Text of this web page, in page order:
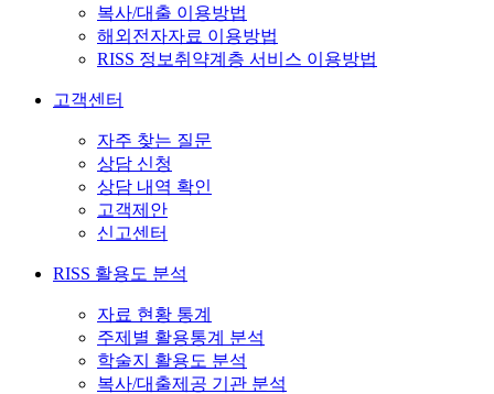
복사/대출 이용방법
해외전자자료 이용방법
RISS 정보취약계층 서비스 이용방법
고객센터
자주 찾는 질문
상담 신청
상담 내역 확인
고객제안
신고센터
RISS 활용도 분석
자료 현황 통계
주제별 활용통계 분석
학술지 활용도 분석
복사/대출제공 기관 분석